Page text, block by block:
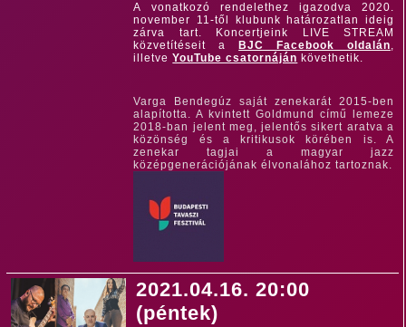
A vonatkozó rendelethez igazodva 2020.
november 11-től klubunk határozatlan ideig
zárva tart. Koncertjeink LIVE STREAM
közvetítéseit a
BJC Facebook oldalán,
illetveYouTube csatornáján követhetik.
Varga Bendegúz saját zenekarát 2015-ben
alapította. A kvintett Goldmund című lemeze
2018-ban jelent meg, jelentős sikert aratva a
közönség és a kritikusok körében is. A
zenekar tagjai a magyar jazz
középgenerációjának élvonalához tartoznak.
2021.04.16. 20:00
(péntek)